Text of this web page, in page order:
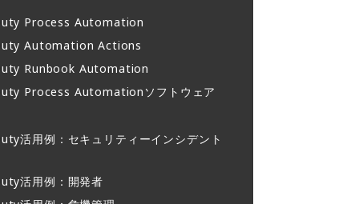
Process Automation
Automation Actions
Runbook Automation
Process Automationソフトウェア
活用例：セキュリティーインシデント
活用例：開発者